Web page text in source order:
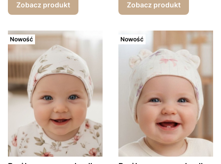
Zobacz produkt Zobacz produkt
Nowość Nowość